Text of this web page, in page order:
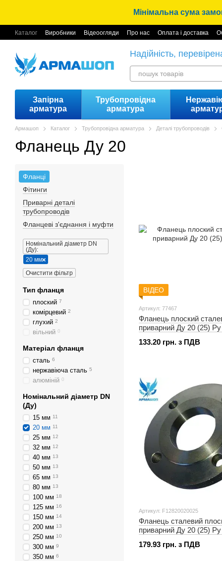
Мінімальна сума
Каталог Виробники Відеоогляди Про нас Оплата і доставка
Надійність,
Запірна
арматура
Трубопровідна
арматура
Армашоп Каталог Трубопровідна арматура Деталі трубопроводів
Фланець Ду 20
ВІДЕО
Артикул: 77467
Фланець плоский
приварний Ду 20 (25)
133.20 грн. з ПДВ
Артикул: F12820020025
Фланець сталевий
приварний Ду 20 (25)
179.93 грн. з ПДВ
Фланці
Фітинги
Приварні деталі
трубопроводів
Фланцеві з'єднання і муфти
Номінальний діаметр DN
(Ду):
20 мм
Очистити фільтр
Тип фланця
плоский 7
комірцевий 2
глухий 2
вільний 0
Матеріал фланця
сталь 6
нержавіюча сталь 5
алюміній 0
Номінальний діаметр DN
(Ду)
15 мм 11
20 мм 11
25 мм 12
32 мм 12
40 мм 13
50 мм 13
65 мм 13
80 мм 13
100 мм 18
125 мм 16
150 мм 14
200 мм 13
250 мм 10
300 мм 9
350 мм 6